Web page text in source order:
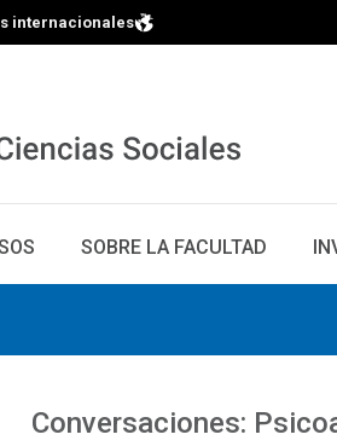
internacionales
SOBRE LA FACULTAD
Conversaciones: